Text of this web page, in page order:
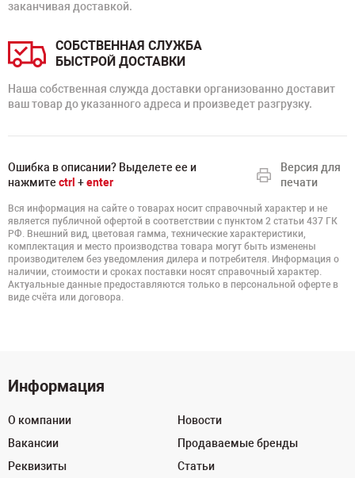
заканчивая доставкой.
СОБСТВЕННАЯ СЛУЖБА
БЫСТРОЙ ДОСТАВКИ
Наша собственная служда доставки организованно доставит
ваш товар до указанного адреса и произведет разгрузку.
Ошибка в описании? Выделете ее и
нажмите ctrl +enter
Версия для
печати
Вся информация на сайте о товарах носит справочный характер и не
является публичной офертой в соответствии с пунктом 2 статьи 437 ГК
РФ. Внешний вид, цветовая гамма, технические характеристики,
комплектация и место производства товара могут быть изменены
производителем без уведомления дилера и потребителя. Информация о
наличии, стоимости и сроках поставки носят справочный характер.
Актуальные данные предоставляются только в персональной оферте в
виде счёта или договора.
Информация
О компании
Вакансии
Реквизиты
Новости
Продаваемые бренды
Статьи